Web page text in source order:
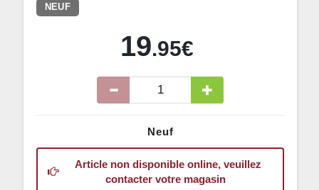
NEUF
19.95€
Neuf
Article non disponible online, veuillez
contacter votre magasin